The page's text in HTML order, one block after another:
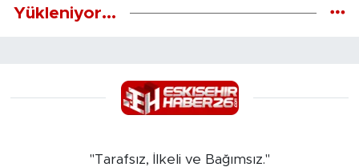
Yükleniyor...
"Tarafsız, İlkeli ve Bağımsız."